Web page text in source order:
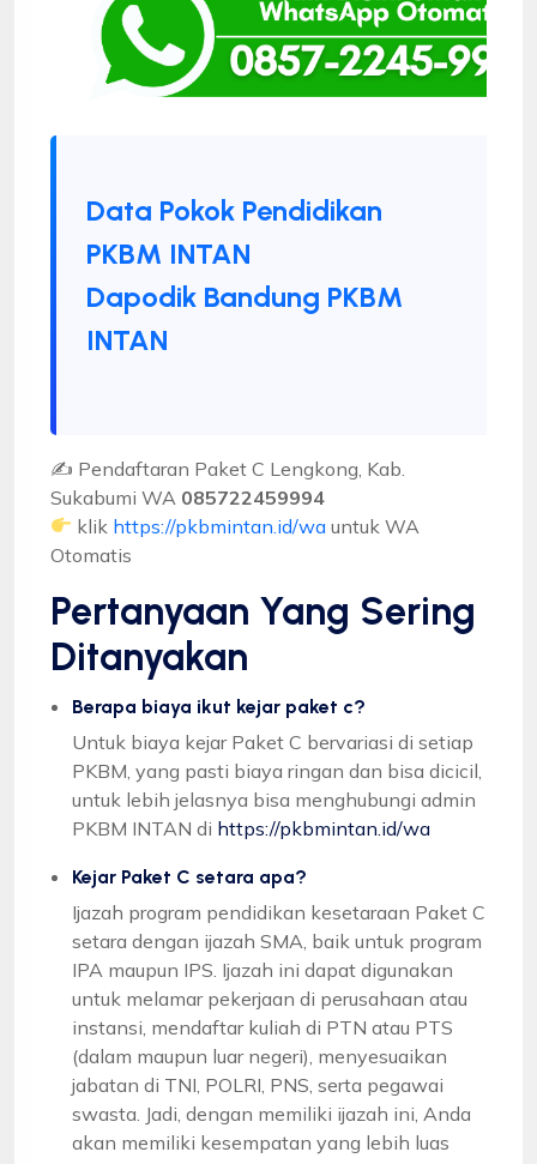
Data Pokok Pendidikan
PKBM INTAN
Dapodik Bandung PKBM
INTAN
✍ Pendaftaran Paket C Lengkong, Kab.
Sukabumi WA 085722459994
klik https://pkbmintan.id/wa untuk WA
Otomatis
Pertanyaan Yang Sering
Ditanyakan
Berapa biaya ikut kejar paket c?
Untuk biaya kejar Paket C bervariasi di setiap
PKBM, yang pasti biaya ringan dan bisa dicicil,
untuk lebih jelasnya bisa menghubungi admin
PKBM INTAN di https://pkbmintan.id/wa
Kejar Paket C setara apa?
Ijazah program pendidikan kesetaraan Paket C
setara dengan ijazah SMA, baik untuk program
IPA maupun IPS. Ijazah ini dapat digunakan
untuk melamar pekerjaan di perusahaan atau
instansi, mendaftar kuliah di PTN atau PTS
(dalam maupun luar negeri), menyesuaikan
jabatan di TNI, POLRI, PNS, serta pegawai
swasta. Jadi, dengan memiliki ijazah ini, Anda
akan memiliki kesempatan yang lebih luas